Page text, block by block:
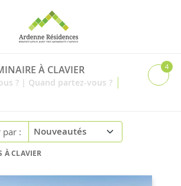
À CLAVIER
? | Quand partez-vous ? |
4
par :
À CLAVIER